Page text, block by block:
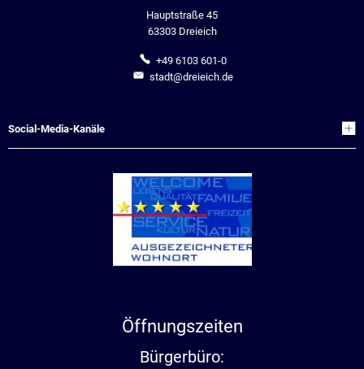
Hauptstraße 45
63303 Dreieich
+49 6103 601-0
stadt@dreieich.de
Social-Media-Kanäle
Öffnungszeiten
Bürgerbüro: